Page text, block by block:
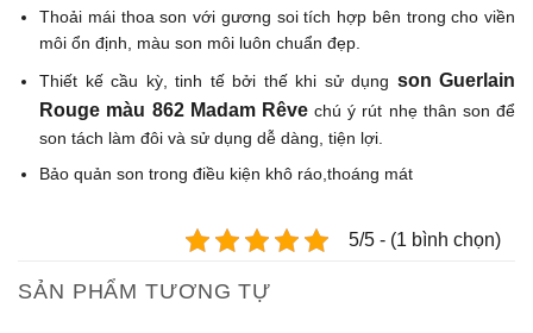
Thoải mái thoa son với gương soi tích hợp bên trong cho viền
môi ổn định, màu son môi luôn chuẩn đẹp.
Thiết kế cầu kỳ, tinh tế bởi thế khi sử dụng son Guerlain
Rouge màu 862 Madam Rêvechú ý rút nhẹ thân son để
son tách làm đôi và sử dụng dễ dàng, tiện lợi.
Bảo quản son trong điều kiện khô ráo,thoáng mát
5/5 - (1 bình chọn)
SẢN PHẨM TƯƠNG TỰ